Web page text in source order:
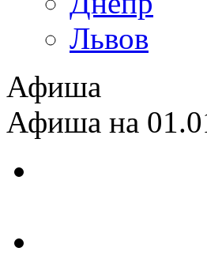
Львов
Афиша
Афиша на